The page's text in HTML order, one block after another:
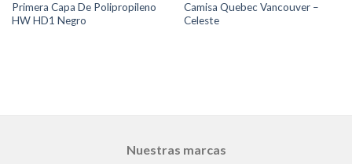
Primera Capa De Polipropileno
HW HD1 Negro
Camisa Quebec Vancouver –
Celeste
Nuestras marcas